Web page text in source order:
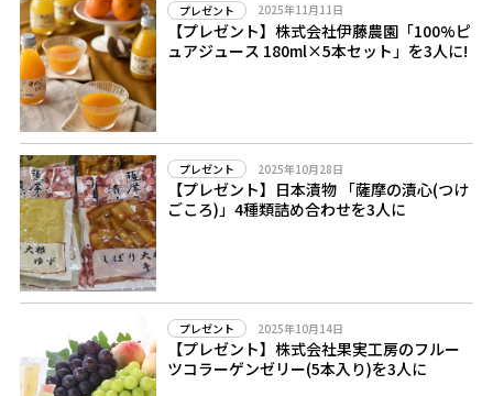
プレゼント 2025年11月11日
【プレゼント】株式会社伊藤農園「100%ピ
ュアジュース 180ml×5本セット」を3人に!
プレゼント 2025年10月28日
【プレゼント】日本漬物 「薩摩の漬心(つけ
ごころ)」4種類詰め合わせを3人に
プレゼント 2025年10月14日
【プレゼント】株式会社果実工房のフルー
ツコラーゲンゼリー(5本入り)を3人に